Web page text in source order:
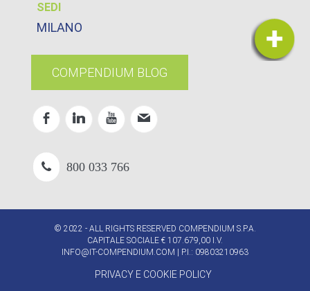
SEDI
MILANO
COMPENDIUM BLOG
800 033 766
© 2022 - ALL RIGHTS RESERVED COMPENDIUM S.P.A.
CAPITALE SOCIALE € 107.679,00 I.V.
INFO@IT-COMPENDIUM.COM | P.I.: 09803210963
PRIVACY E COOKIE POLICY